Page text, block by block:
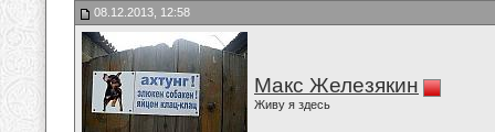
08.12.2013, 12:58
Макс Железякин
Живу я здесь